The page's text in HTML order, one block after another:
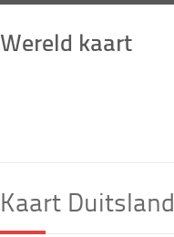
Wereld kaart
Kaart Duitsland